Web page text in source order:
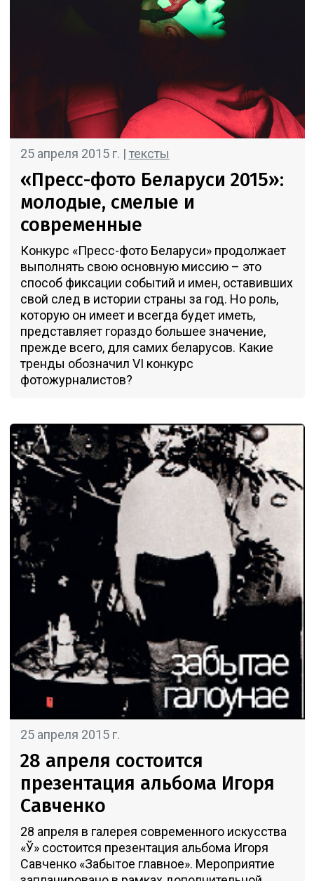
25 апреля 2015 г. | тексты
«Пресс-фото Беларуси 2015»:
молодые, смелые и
современные
Конкурс «Пресс-фото Беларуси» продолжает
выполнять свою основную миссию – это
способ фиксации событий и имен, оставивших
свой след в истории страны за год. Но роль,
которую он имеет и всегда будет иметь,
представляет гораздо большее значение,
прежде всего, для самих беларусов. Какие
тренды обозначил VI конкурс
фотожурналистов?
25 апреля 2015 г.
28 апреля состоится
презентация альбома Игоря
Савченко
28 апреля в галерея современного искусства
«Ў» состоится презентация альбома Игоря
Савченко «Забытое главное». Мероприятие